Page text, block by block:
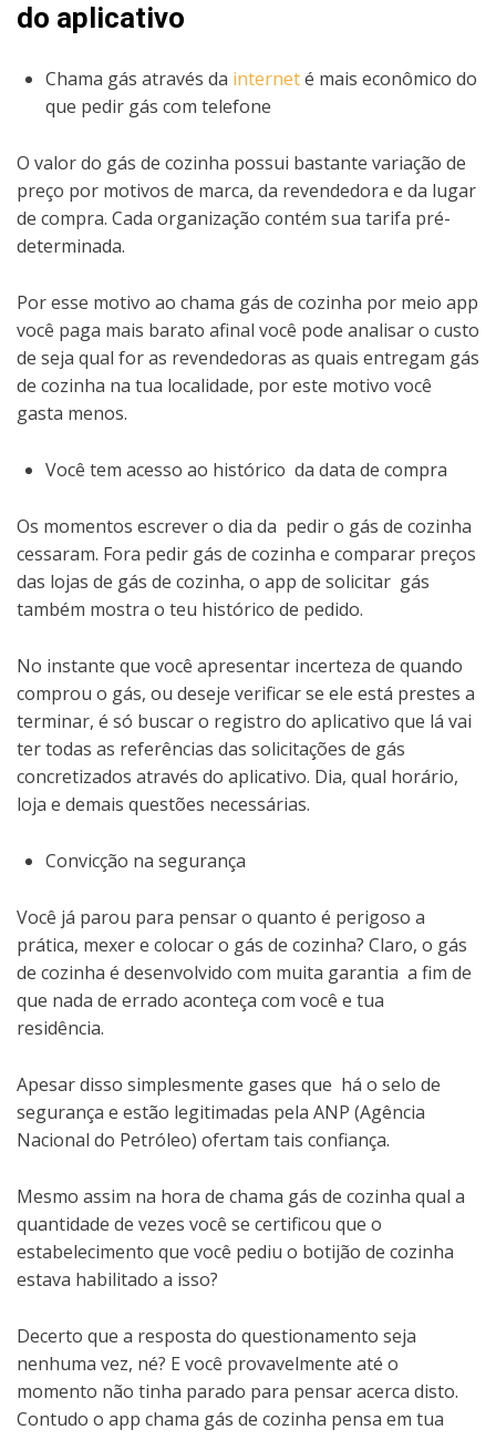
do aplicativo
Chama gás através da interneté mais econômico do
que pedir gás com telefone
O valor do gás de cozinha possui bastante variação de
preço por motivos de marca, da revendedora e da lugar
de compra. Cada organização contém sua tarifa pré-
determinada.
Por esse motivo ao chama gás de cozinha por meio app
você paga mais barato afinal você pode analisar o custo
de seja qual for as revendedoras as quais entregam gás
de cozinha na tua localidade, por este motivo você
gasta menos.
Você tem acesso ao histórico da data de compra
Os momentos escrever o dia da pedir o gás de cozinha
cessaram. Fora pedir gás de cozinha e comparar preços
das lojas de gás de cozinha, o app de solicitar gás
também mostra o teu histórico de pedido.
No instante que você apresentar incerteza de quando
comprou o gás, ou deseje verificar se ele está prestes a
terminar, é só buscar o registro do aplicativo que lá vai
ter todas as referências das solicitações de gás
concretizados através do aplicativo. Dia, qual horário,
loja e demais questões necessárias.
Convicção na segurança
Você já parou para pensar o quanto é perigoso a
prática, mexer e colocar o gás de cozinha? Claro, o gás
de cozinha é desenvolvido com muita garantia a fim de
que nada de errado aconteça com você e tua
residência.
Apesar disso simplesmente gases que há o selo de
segurança e estão legitimadas pela ANP (Agência
Nacional do Petróleo) ofertam tais confiança.
Mesmo assim na hora de chama gás de cozinha qual a
quantidade de vezes você se certificou que o
estabelecimento que você pediu o botijão de cozinha
estava habilitado a isso?
Decerto que a resposta do questionamento seja
nenhuma vez, né? E você provavelmente até o
momento não tinha parado para pensar acerca disto.
Contudo o app chama gás de cozinha pensa em tua